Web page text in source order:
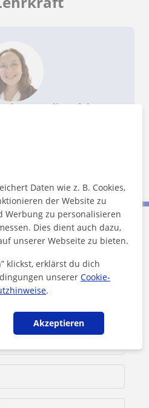
Natalia erfahren?
15€/h
Daten wie z. B. Cookies,
der Website zu
Werbung zu personalisieren
Dies dient auch dazu,
unserer Webseite zu bieten.
klickst, erklärst du dich
unsererCookie-
.
Akzeptieren